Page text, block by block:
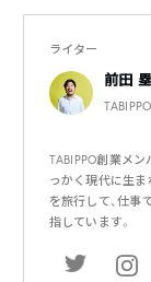
ライター
前田 塁
TABIPPO創業メ
っかく現代に生ま
を旅行して、仕事
指しています。